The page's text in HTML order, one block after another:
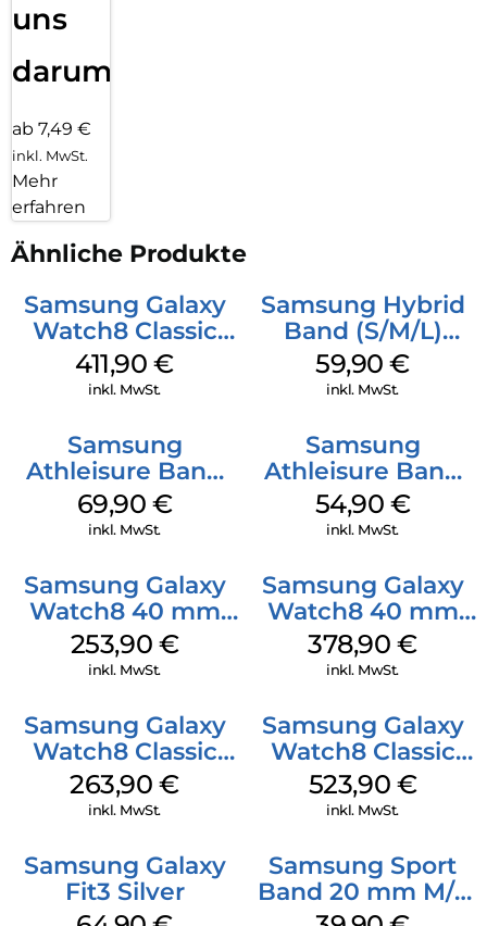
uns
darum!
ab 7,49 €
inkl. MwSt.
Mehr
erfahren
Ähnliche Produkte
Samsung Galaxy
Watch8 Classic
LTE White
411,90€
inkl. MwSt.
Samsung Hybrid
Band (S/M/L)
Galaxy
Watch8/Watch8
59,90€
inkl. MwSt.
Samsung
Athleisure Band
(M/L) Galaxy
Watch8/Watch8
69,90 €
inkl. MwSt.
Samsung
Athleisure Band
(S/M) Galaxy
Watch8/Watch8
54,90 €
inkl. MwSt.
Samsung Galaxy
Watch8 40 mm
Graphite
253,90 €
inkl. MwSt.
Samsung Galaxy
Watch8 40 mm
Silver
378,90€
inkl. MwSt.
Samsung Galaxy
Watch8 Classic
White
263,90€
inkl. MwSt.
Samsung Galaxy
Watch8 Classic
Black
523,90 €
inkl. MwSt.
Samsung Galaxy
Fit3 Silver
Samsung Sport
Band 20 mm M/L
Galaxy Watch4